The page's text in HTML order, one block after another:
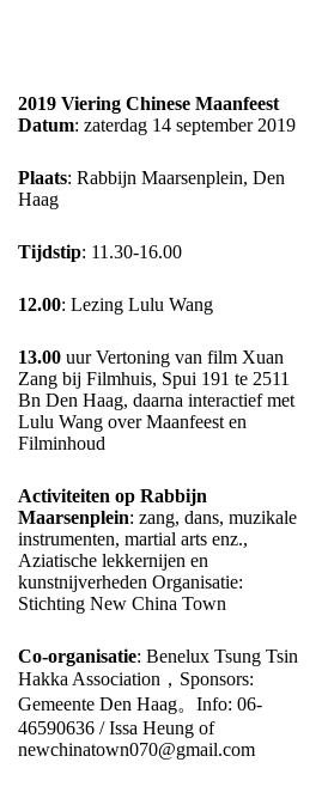
2019 Viering Chinese Maanfeest
Datum: zaterdag 14 september 2019
Plaats: Rabbijn Maarsenplein, Den
Haag
Tijdstip: 11.30-16.00
12.00: Lezing Lulu Wang
13.00uur Vertoning van film Xuan
Zang bij Filmhuis, Spui 191 te 2511
Bn Den Haag, daarna interactief met
Lulu Wang over Maanfeest en
Filminhoud
Activiteiten op Rabbijn
Maarsenplein: zang, dans, muzikale
instrumenten, martial arts enz.,
Aziatische lekkernijen en
kunstnijverheden Organisatie:
Stichting New China Town
Co-organisatie: Benelux Tsung Tsin
Hakka Association，Sponsors:
Gemeente Den Haag。Info: 06-
46590636 / Issa Heung of
newchinatown070@gmail.com